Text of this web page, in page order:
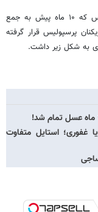
اوستون اورونوف، ستاره ۲۳ ساله و ازبک پرسپولیس که ۱۰ ماه پیش به جمع
پرسپولیس قرار گرفته
به شکل زیر داشت.
ماه عسل تمام شد!
غفوری؛ استایل متفاوت